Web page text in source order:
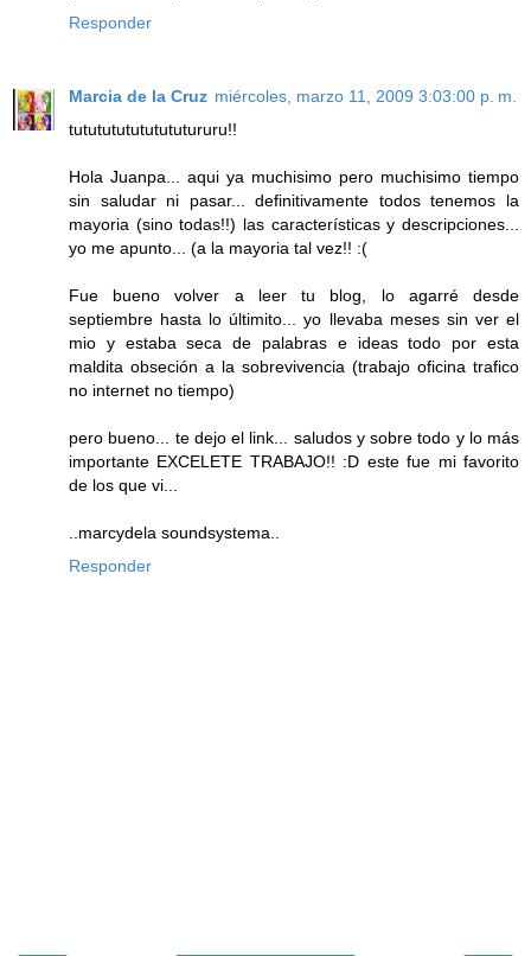
Responder
Marcia de la Cruz miércoles, marzo 11, 2009 3:03:00 p. m.
tututututututututururu!!
Hola Juanpa... aqui ya muchisimo pero muchisimo tiempo
sin saludar ni pasar... definitivamente todos tenemos la
mayoria (sino todas!!) las características y descripciones...
yo me apunto... (a la mayoria tal vez!! :(
Fue bueno volver a leer tu blog, lo agarré desde
septiembre hasta lo últimito... yo llevaba meses sin ver el
mio y estaba seca de palabras e ideas todo por esta
maldita obseción a la sobrevivencia (trabajo oficina trafico
no internet no tiempo)
pero bueno... te dejo el link... saludos y sobre todo y lo más
importante EXCELETE TRABAJO!! :D este fue mi favorito
de los que vi...
..marcydela soundsystema..
Responder